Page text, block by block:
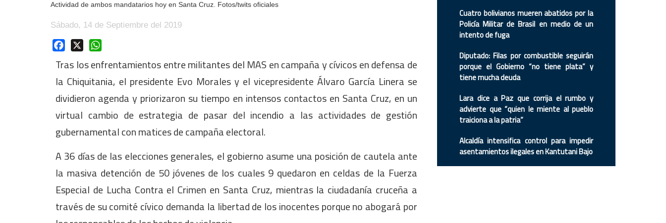
Actividad de ambos mandatarios hoy en Santa Cruz. Fotos/twits oficiales
Sábado, 14 de Septiembre del 2019
Facebook
Tras los enfrentamientos entre militantes del MAS en campaña y cívicos en defensa de
la Chiquitania, el presidente Evo Morales y el vicepresidente Álvaro García Linera se
dividieron agenda y priorizaron su tiempo en intensos contactos en Santa Cruz, en un
virtual cambio de estrategia de pasar del incendio a las actividades de gestión
gubernamental con matices de campaña electoral.
A 36 días de las elecciones generales, el gobierno asume una posición de cautela ante
la masiva detención de 50 jóvenes de los cuales 9 quedaron en celdas de la Fuerza
Especial de Lucha Contra el Crimen en Santa Cruz, mientras la ciudadanía cruceña a
través de su comité cívico demanda la libertad de los inocentes porque no abogará por
Cuatro bolivianos mueren abatidos por la
Policía Militar de Brasil en medio de un
intento de fuga
Diputado: Filas por combustible seguirán
porque el Gobierno “no tiene plata” y
tiene mucha deuda
Lara dice a Paz que corrija el rumbo y
advierte que “quien le miente al pueblo
traiciona a la patria”
Alcaldía intensifica control para impedir
asentamientos ilegales en Kantutani Bajo